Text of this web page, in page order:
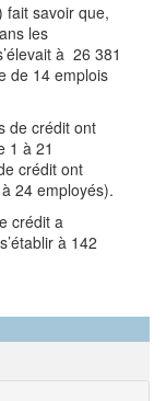
fait savoir que,
les
à 26 381
de 14 emplois
de crédit ont
1 à 21
crédit ont
24 employés).
crédit a
à 142